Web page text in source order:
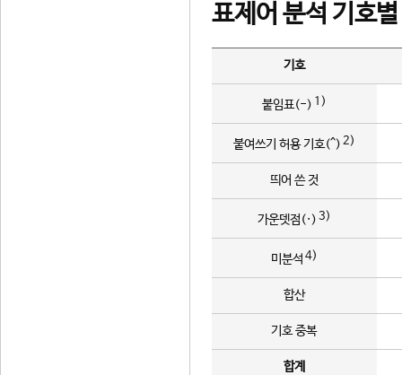
표제어 분석 기호
기호
붙임표(-) 1)
붙여쓰기 허용 기호(^) 2)
띄어 쓴 것
가운뎃점(·) 3)
미분석 4)
합산
기호 중복
합계